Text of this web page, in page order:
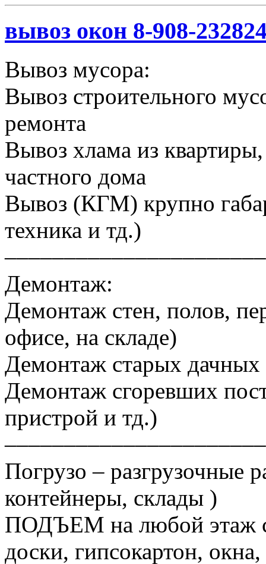
вывоз окон 8-908-
Вывоз мусора:
Вывоз строительного
ремонта
Вывоз хлама из
частного дома
Вывоз (КГМ) крупно
техника и тд.)
Демонтаж:
Демонтаж стен, полов,
офисе, на складе)
Демонтаж старых
Демонтаж сгоревших
пристрой и тд.)
Погрузо – разгрузочные
контейнеры, склады )
ПОДЪЕМ на любой этаж
доски, гипсокартон,